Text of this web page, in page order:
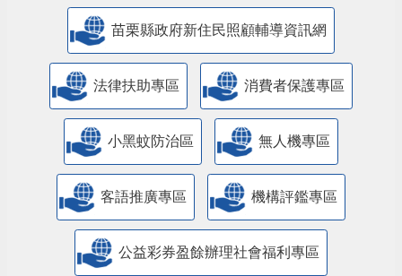
苗栗縣政府新住民照顧輔導資訊網
法律扶助專區 消費者保護專區
小黑蚊防治區 無人機專區
客語推廣專區 機構評鑑專區
公益彩券盈餘辦理社會福利專區